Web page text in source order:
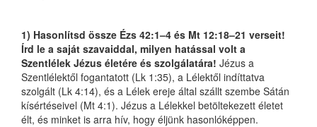
1) Hasonlítsd össze Ézs 42:1–4 és Mt 12:18–21 verseit!
Írd le a saját szavaiddal, milyen hatással volt a
Szentlélek Jézus életére és szolgálatára! Jézus a
Szentlélektől fogantatott (Lk 1:35), a Lélektől indíttatva
szolgált (Lk 4:14), és a Lélek ereje által szállt szembe Sátán
kísértéseivel (Mt 4:1). Jézus a Lélekkel betöltekezett életet
élt, és minket is arra hív, hogy éljünk hasonlóképpen.